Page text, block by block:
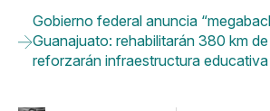
Gobierno federal anuncia
Guanajuato: rehabilitarán 380 km
reforzarán infraestructura educativa